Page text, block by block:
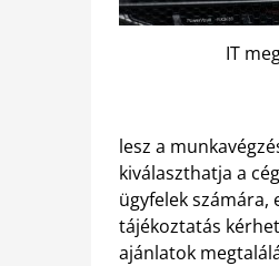
IT
lesz a
kiválaszthatja a
ügyfelek számára,
tájékoztatás
ajánlatok